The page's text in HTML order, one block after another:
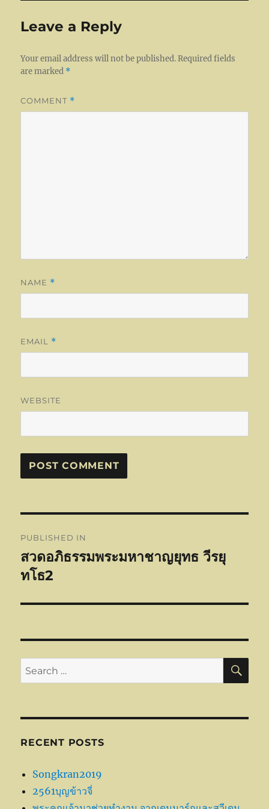
Leave a Reply
Your email address will not be published. Required fields
are marked *
COMMENT *
NAME *
EMAIL *
WEBSITE
navigation
PUBLISHED IN
สวดอภิธรรมพระมหาชาญยุทธ วีรยุ
ทโธ2
Search
for:
RECENT POSTS
Songkran2019
2561บุญข้าวจี่